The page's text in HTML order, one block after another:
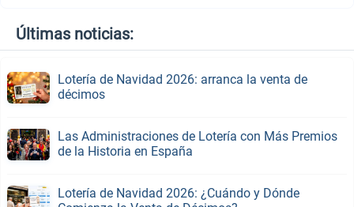
Últimas noticias:
Lotería de Navidad 2026: arranca la venta de
décimos
Las Administraciones de Lotería con Más Premios
de la Historia en España
Lotería de Navidad 2026: ¿Cuándo y Dónde